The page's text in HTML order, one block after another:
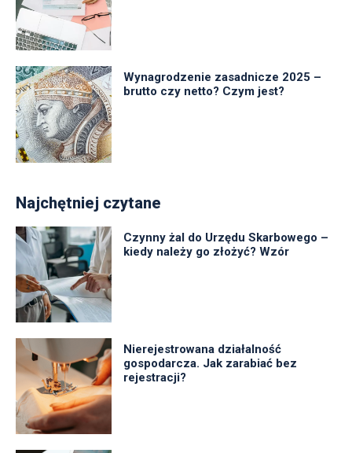
Wynagrodzenie zasadnicze 2025 –
brutto czy netto? Czym jest?
Najchętniej czytane
Czynny żal do Urzędu Skarbowego –
kiedy należy go złożyć? Wzór
Nierejestrowana działalność
gospodarcza. Jak zarabiać bez
rejestracji?